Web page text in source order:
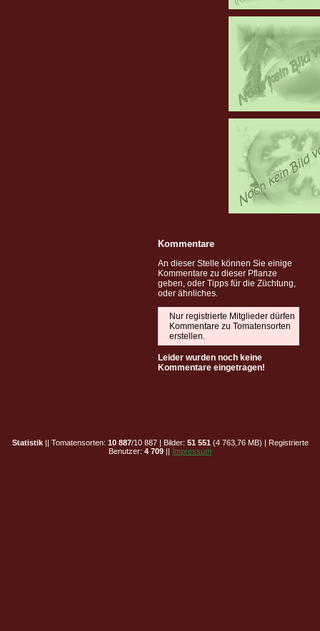
Kommentare
An dieser Stelle können Sie einige
Kommentare zu dieser Pflanze
geben, oder Tipps für die Züchtung,
oder ähnliches.
Nur registrierte Mitglieder dürfen
Kommentare zu Tomatensorten
erstellen.
Leider wurden noch keine
Kommentare eingetragen!
Statistik|| Tomatensorten: 10 887/10 887 | Bilder: 51 551 (4 763,76 MB) | Registrierte
Benutzer: 4 709 || Impressum